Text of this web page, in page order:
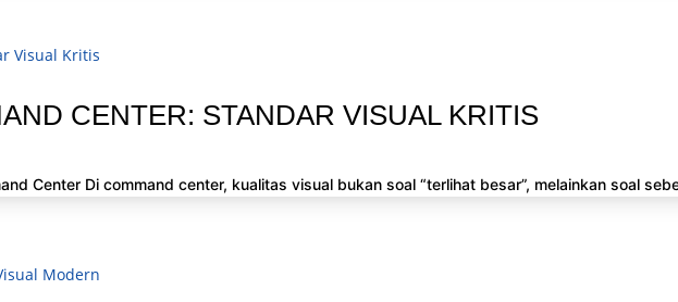
CENTER: STANDAR VISUAL KRITIS
Center Di command center, kualitas visual bukan soal “terlihat besar”, melainkan soal